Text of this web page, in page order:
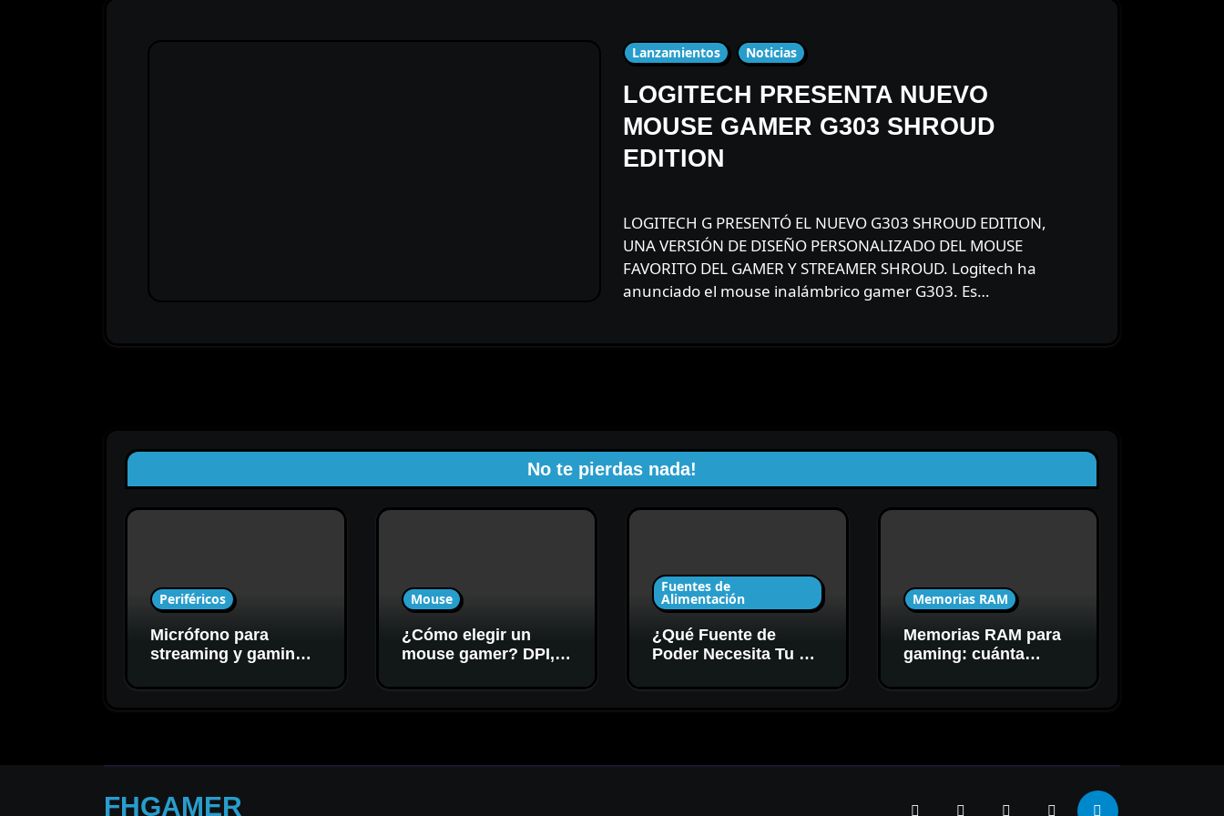
Lanzamientos Noticias
LOGITECH PRESENTA NUEVO
MOUSE GAMER G303 SHROUD
EDITION
LOGITECH G PRESENTÓ EL NUEVO G303 SHROUD EDITION,
UNA VERSIÓN DE DISEÑO PERSONALIZADO DEL MOUSE
FAVORITO DEL GAMER Y STREAMER SHROUD. Logitech ha
anunciado el mouse inalámbrico gamer G303. Es…
No te pierdas nada!
Periféricos
Micrófono para
streaming y gaming:
para tu setup
Mouse
¿Cómo elegir un
mouse gamer? DPI,
Fuentes de
Alimentación
¿Qué Fuente de
Poder Necesita Tu PC
Certificación
Memorias RAM
Memorias RAM para
gaming: cuánta
velocidad necesitás
FHGAMER